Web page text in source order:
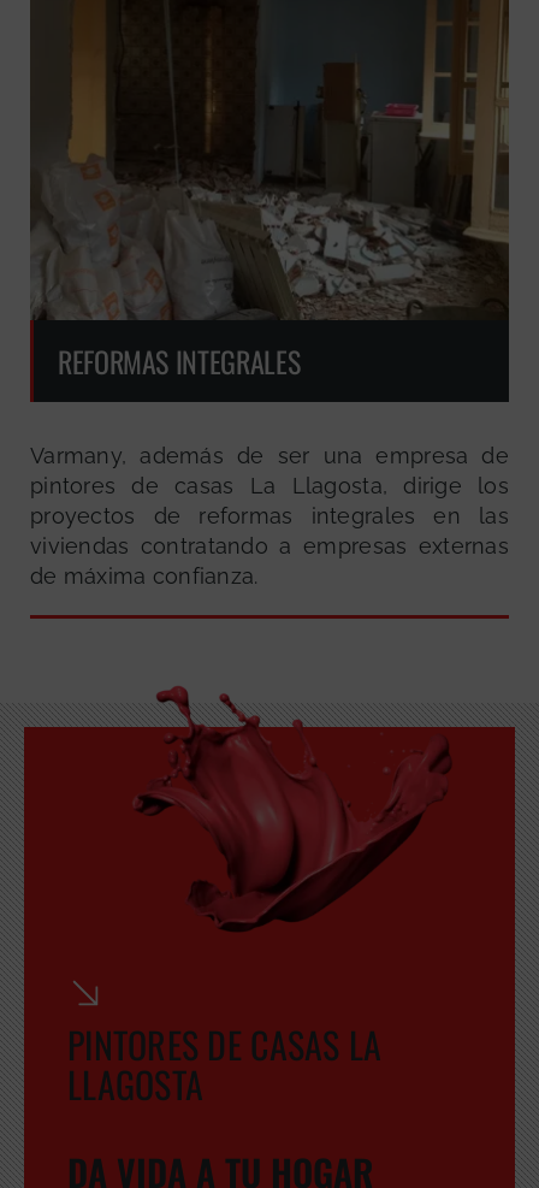
REFORMAS INTEGRALES
Varmany, además de ser una empresa de
pintores de casas La Llagosta, dirige los
proyectos de reformas integrales en las
viviendas contratando a empresas externas
de máxima confianza.
PINTORES DE CASAS LA
LLAGOSTA
DA VIDA A TU HOGAR